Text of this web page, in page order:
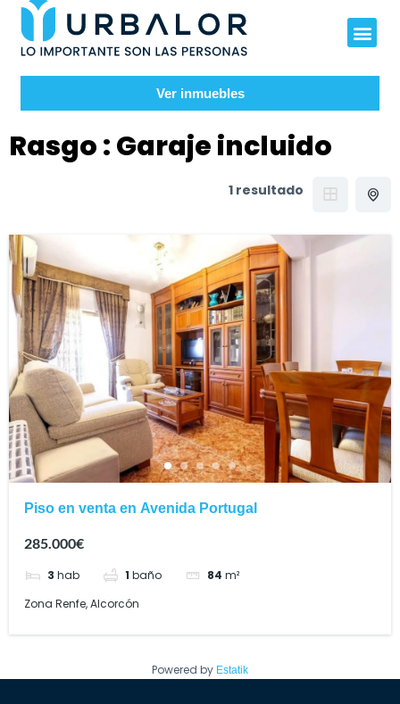
Ver inmuebles
Rasgo :Garaje incluido
1 resultado
Piso en venta en Avenida Portugal
285.000€
3 hab 1 baño 84 m²
Zona Renfe, Alcorcón
Powered by Estatik